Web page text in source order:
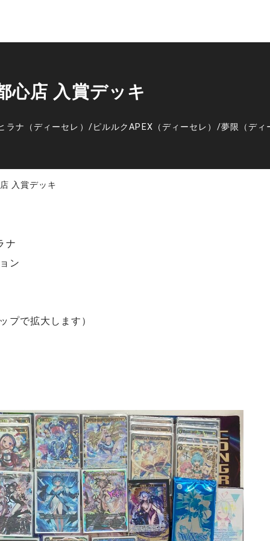
心店 入賞デッキ
ラナ（ディーセレ） /ピルルクAPEX（ディーセレ） /夢限（ディ
入賞デッキ
ナ
ン
プで拡大します）